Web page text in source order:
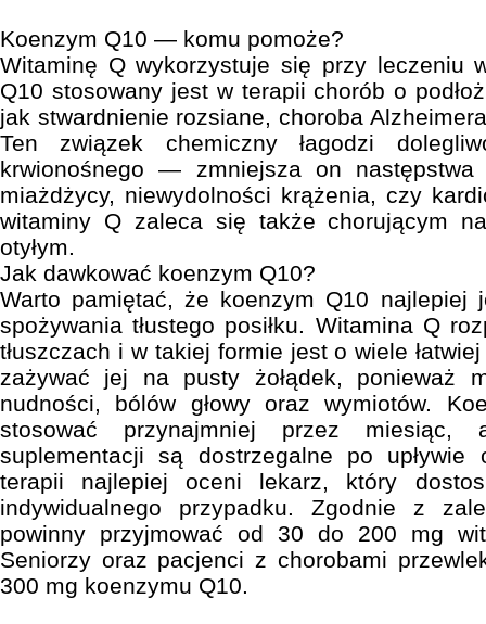
Koenzym Q10 — komu pomoże?
Witaminę Q wykorzystuje się przy leczeniu
Q10 stosowany jest w terapii chorób o
jak stwardnienie rozsiane, choroba
Ten związek chemiczny łagodzi
krwionośnego — zmniejsza on następstwa
miażdżycy, niewydolności krążenia, czy
witaminy Q zaleca się także chorującym
otyłym.
Jak dawkować koenzym Q10?
Warto pamiętać, że koenzym Q10 najlepiej
spożywania tłustego posiłku. Witamina Q
tłuszczach i w takiej formie jest o wiele
zażywać jej na pusty żołądek, ponieważ
nudności, bólów głowy oraz wymiotów.
stosować przynajmniej przez miesiąc,
suplementacji są dostrzegalne po upływie
terapii najlepiej oceni lekarz, który
indywidualnego przypadku. Zgodnie z
powinny przyjmować od 30 do 200 mg
Seniorzy oraz pacjenci z chorobami
300 mg koenzymu Q10.